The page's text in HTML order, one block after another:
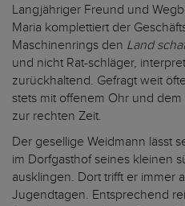
Langjähriger Freund und
Maria komplettiert der
Maschinenrings den Land
und nicht Rat-schläger,
zurückhaltend. Gefragt weit
stets mit offenem Ohr und
zur rechten Zeit.
Der gesellige Weidmann lässt
im Dorfgasthof seines kleinen
ausklingen. Dort trifft er immer
Jugendtagen. Entsprechend